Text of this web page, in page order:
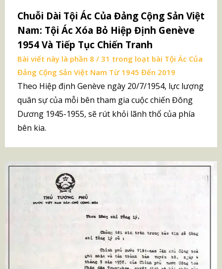
Chuỗi Dài Tội Ác Của Đảng Cộng Sản Việt
Nam: Tội Ác Xóa Bỏ Hiệp Định Genève
1954 Và Tiếp Tục Chiến Tranh
Bài viết này là phần 8 / 31 trong loạt bài Tội Ác Của
Đảng Cộng Sản Việt Nam Từ 1945 Đến 2019
Theo Hiệp định Genève ngày 20/7/1954, lực lượng
quân sự của mỗi bên tham gia cuộc chiến Đông
Dương 1945-1955, sẽ rút khỏi lãnh thổ của phía
bên kia.